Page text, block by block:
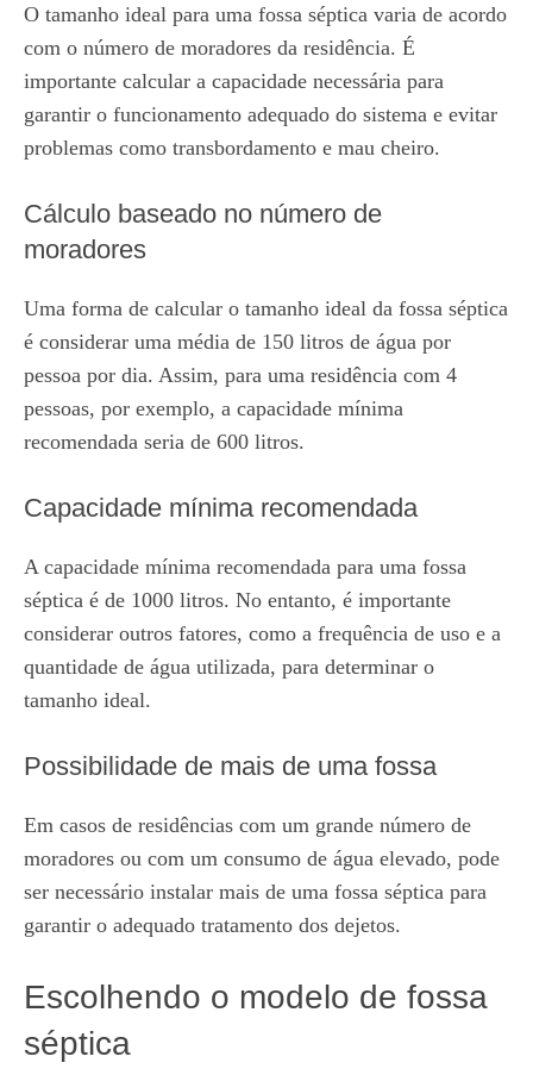
O tamanho ideal para uma fossa séptica varia de acordo
com o número de moradores da residência. É
importante calcular a capacidade necessária para
garantir o funcionamento adequado do sistema e evitar
problemas como transbordamento e mau cheiro.
Cálculo baseado no número de
moradores
Uma forma de calcular o tamanho ideal da fossa séptica
é considerar uma média de 150 litros de água por
pessoa por dia. Assim, para uma residência com 4
pessoas, por exemplo, a capacidade mínima
recomendada seria de 600 litros.
Capacidade mínima recomendada
A capacidade mínima recomendada para uma fossa
séptica é de 1000 litros. No entanto, é importante
considerar outros fatores, como a frequência de uso e a
quantidade de água utilizada, para determinar o
tamanho ideal.
Possibilidade de mais de uma fossa
Em casos de residências com um grande número de
moradores ou com um consumo de água elevado, pode
ser necessário instalar mais de uma fossa séptica para
garantir o adequado tratamento dos dejetos.
Escolhendo o modelo de fossa
séptica